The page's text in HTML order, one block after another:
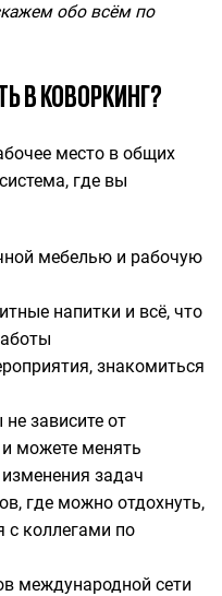
обо всём по
В КОВОРКИНГ?
место в общих
где вы
мебелью и рабочую
напитки и всё, что
знакомиться
зависите от
можете менять
задач
где можно отдохнуть,
с коллегами по
международной сети